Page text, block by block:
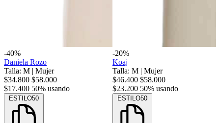
-40%
Daniela Rozo
Talla: M | Mujer
$34.800 $58.000
$17.400 50% usando
ESTILO50
-20%
Koaj
Talla: M | Mujer
$46.400 $58.000
$23.200 50% usando
ESTILO50